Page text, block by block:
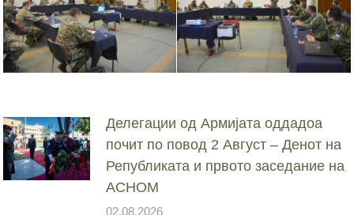
Делегации од Армијата оддадоа
почит по повод 2 Август – Денот на
Републиката и првото заседание на
АСНОМ
02.08.2026